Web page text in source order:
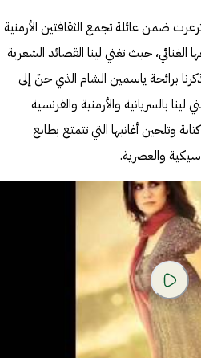
ضمن عائلة تجمع الثقافتين الأرمنية
الغنائي، حيث تغني لينا القصائد الشعرية
برائحة ياسمين الشام الذي حنّ إلى
لينا بالسريانية والأرمنية والفرنسية
وتلحين أغانيها التي تتمتع بطابع
والعصرية.